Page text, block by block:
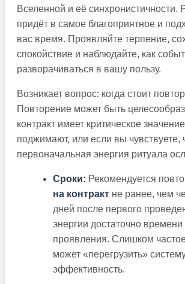
Вселенной и её синхронистичности.
придёт в самое благоприятное и
вас время. Проявляйте терпение,
спокойствие и наблюдайте, как
разворачиваться в вашу пользу.
Возникает вопрос: когда стоит
Повторение может быть
контракт имеет критическое
поджимают, или если вы чувствуете,
первоначальная энергия ритуала
Сроки: Рекомендуется
на контракт не ранее, чем
дней после первого
энергии достаточно
проявления. Слишком
может «перегрузить»
эффективность.